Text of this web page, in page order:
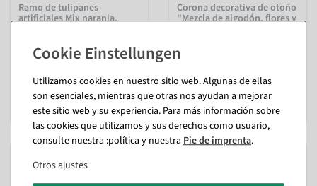
Ramo de tulipanes
artificiales Mix naranja,
Disponible de inmediato
45,16 €
35,64 €
29,95 EUR más IVA
Corona decorativa de otoño
"Mezcla de algodón, flores y
47,54 €
39,95 EUR más IVA
Utilizamos cookies en nuestro sitio web. Algunas de ellas
son esenciales, mientras que otras nos ayudan a mejorar
este sitio web y su experiencia. Para más información sobre
las cookies que utilizamos y sus derechos como usuario,
consulte nuestra :política y nuestra Pie de imprenta.
Otros ajustes